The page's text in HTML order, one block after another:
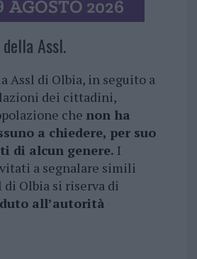
Assl.
Assl di Olbia, in seguito a
dei cittadini,
che non ha
a chiedere, per suo
di alcun genere. I
a segnalare simili
di Olbia si riserva di
all’autorità